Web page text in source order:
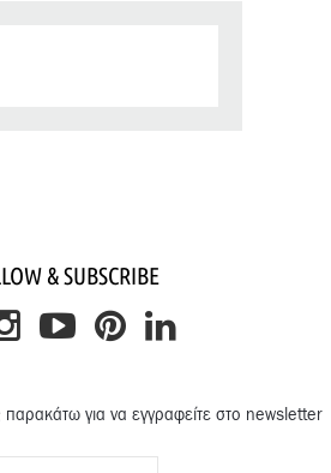
& SUBSCRIBE
για να εγγραφείτε στο newsletter